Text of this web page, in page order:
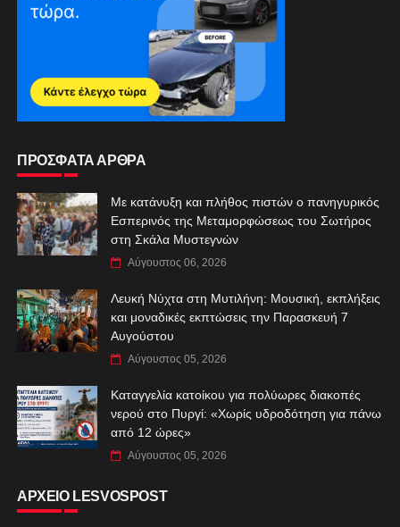
ΠΡΟΣΦΑΤΑ ΑΡΘΡΑ
Με κατάνυξη και πλήθος πιστών ο πανηγυρικός
Εσπερινός της Μεταμορφώσεως του Σωτήρος
στη Σκάλα Μυστεγνών
Αύγουστος 06, 2026
Λευκή Νύχτα στη Μυτιλήνη: Μουσική, εκπλήξεις
και μοναδικές εκπτώσεις την Παρασκευή 7
Αυγούστου
Αύγουστος 05, 2026
Καταγγελία κατοίκου για πολύωρες διακοπές
νερού στο Πυργί: «Χωρίς υδροδότηση για πάνω
από 12 ώρες»
Αύγουστος 05, 2026
ΑΡΧΕΙΟ LESVOSPOST